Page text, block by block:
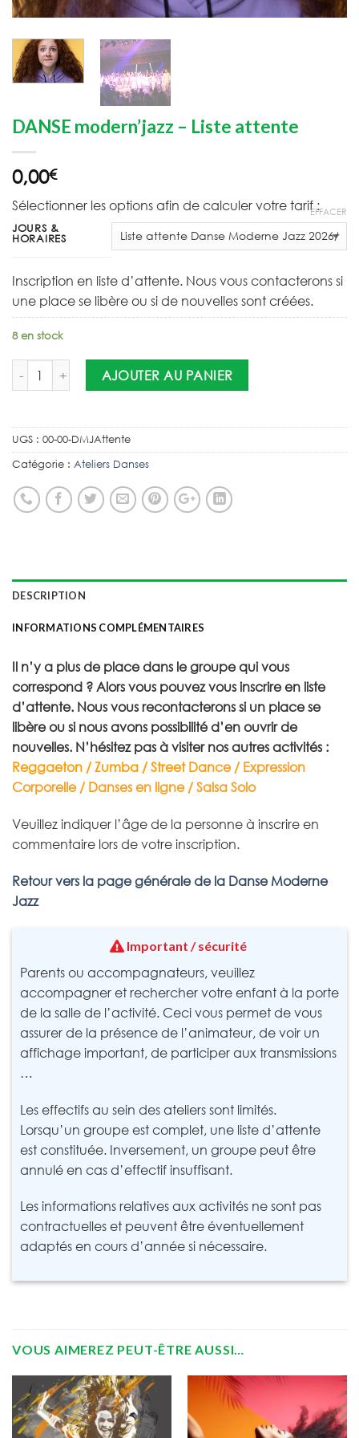
DANSE modern’jazz – Liste attente
0,00€
Sélectionner les options afin de calculer votre tarif :
JOURS &
HORAIRES
EFFACER
Inscription en liste d’attente. Nous vous contacterons si
une place se libère ou si de nouvelles sont créées.
8 en stock
AJOUTER AU PANIER
UGS : 00-00-DMJAttente
Catégorie : Ateliers Danses
DESCRIPTION
INFORMATIONS COMPLÉMENTAIRES
Il n’y a plus de place dans le groupe qui vous
correspond ? Alors vous pouvez vous inscrire en liste
d’attente. Nous vous recontacterons si un place se
libère ou si nous avons possibilité d’en ouvrir de
nouvelles. N’hésitez pas à visiter nos autres activités :
Reggaeton /Zumba /Street Dance/Expression
Corporelle/ Danses en ligne/Salsa Solo
Veuillez indiquer l’âge de la personne à inscrire en
commentaire lors de votre inscription.
Retour vers la page générale de la Danse Moderne
Jazz
Important / sécurité
Parents ou accompagnateurs, veuillez
accompagner et rechercher votre enfant à la porte
de la salle de l’activité. Ceci vous permet de vous
assurer de la présence de l’animateur, de voir un
affichage important, de participer aux transmissions
…
Les effectifs au sein des ateliers sont limités.
Lorsqu’un groupe est complet, une liste d’attente
est constituée. Inversement, un groupe peut être
annulé en cas d’effectif insuffisant.
Les informations relatives aux activités ne sont pas
contractuelles et peuvent être éventuellement
adaptés en cours d’année si nécessaire.
VOUS AIMEREZ PEUT-ÊTRE AUSSI…